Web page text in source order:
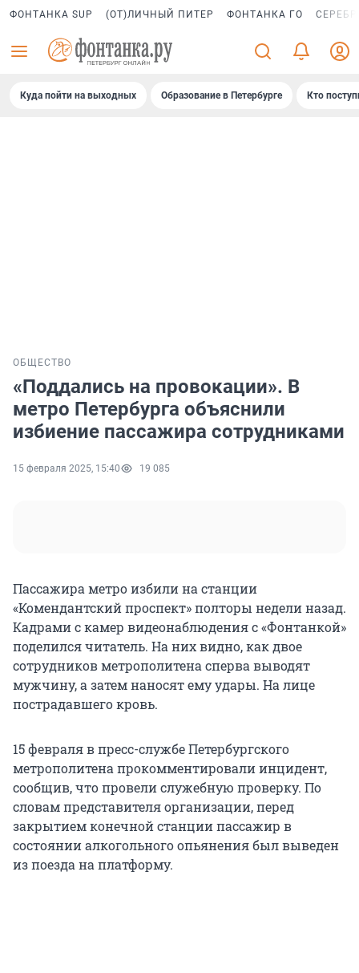
ФОНТАНКА SUP (ОТ)ЛИЧНЫЙ ПИТЕР ФОНТАНКА ГО
Куда пойти на выходных Образование в Петербурге Кто
ОБЩЕСТВО
«Поддались на провокации». В
метро Петербурга объяснили
избиение пассажира сотрудниками
15 февраля 2025, 15:40 19 085
Пассажира метро избили на станции
«Комендантский проспект» полторы недели назад.
Кадрами с камер видеонаблюдения с «Фонтанкой»
поделился читатель. На них видно, как двое
сотрудников метрополитена сперва выводят
мужчину, а затем наносят ему удары. На лице
пострадавшего кровь.
15 февраля в пресс-службе Петербургского
метрополитена прокомментировали инцидент,
сообщив, что провели служебную проверку. По
словам представителя организации, перед
закрытием конечной станции пассажир в
состоянии алкогольного опьянения был выведен
из поезда на платформу.